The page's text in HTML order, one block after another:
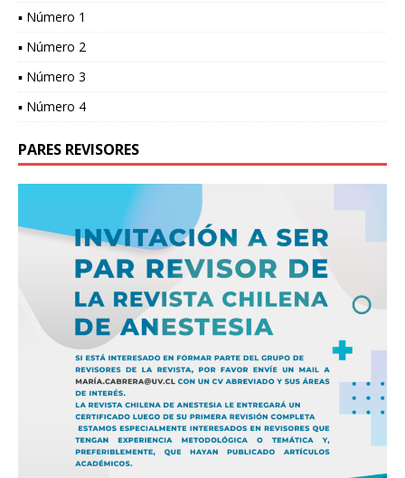
▪ Número 1
▪ Número 2
▪ Número 3
▪ Número 4
PARES REVISORES